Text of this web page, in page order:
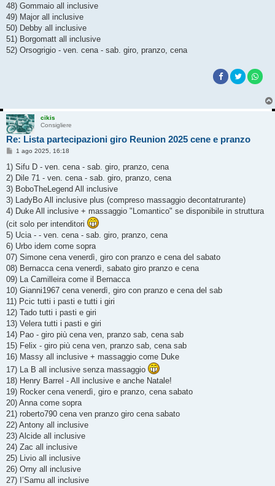
48) Gommaio all inclusive
49) Major all inclusive
50) Debby all inclusive
51) Borgomatt all inclusive
52) Orsogrigio - ven. cena - sab. giro, pranzo, cena
cikis
Consigliere
Re: Lista partecipazioni giro Reunion 2025 cene e pranzo
M
s
a
g
o
1 ago 2025, 16:18
1) Sifu D - ven. cena - sab. giro, pranzo, cena
2) Dile 71 - ven. cena - sab. giro, pranzo, cena
3) BoboTheLegend All inclusive
3) LadyBo All inclusive plus (compreso massaggio decontatrurante)
4) Duke All inclusive + massaggio "Lomantico" se disponibile in struttura
(cit solo per intenditori
5) Ucia - - ven. cena - sab. giro, pranzo, cena
6) Urbo idem come sopra
07) Simone cena venerdì, giro con pranzo e cena del sabato
08) Bernacca cena venerdì, sabato giro pranzo e cena
09) La Camilleira come il Bernacca
10) Gianni1967 cena venerdì, giro con pranzo e cena del sab
11) Pcic tutti i pasti e tutti i giri
12) Tado tutti i pasti e giri
13) Velera tutti i pasti e giri
14) Pao - giro più cena ven, pranzo sab, cena sab
15) Felix - giro più cena ven, pranzo sab, cena sab
16) Massy all inclusive + massaggio come Duke
17) La B all inclusive senza massaggio
18) Henry Barrel - All inclusive e anche Natale!
19) Rocker cena venerdì, giro e pranzo, cena sabato
20) Anna come sopra
21) roberto790 cena ven pranzo giro cena sabato
22) Antony all inclusive
23) Alcide all inclusive
24) Zac all inclusive
25) Livio all inclusive
26) Orny all inclusive
27) I’Samu all inclusive